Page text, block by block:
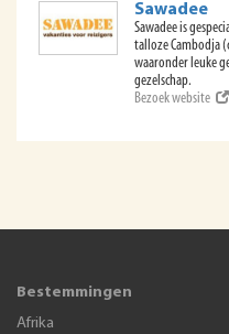
Sawadee
Sawadee is
talloze Cambodja
waaronder leuke
gezelschap.
Bezoek website
Bestemmingen
Afrika